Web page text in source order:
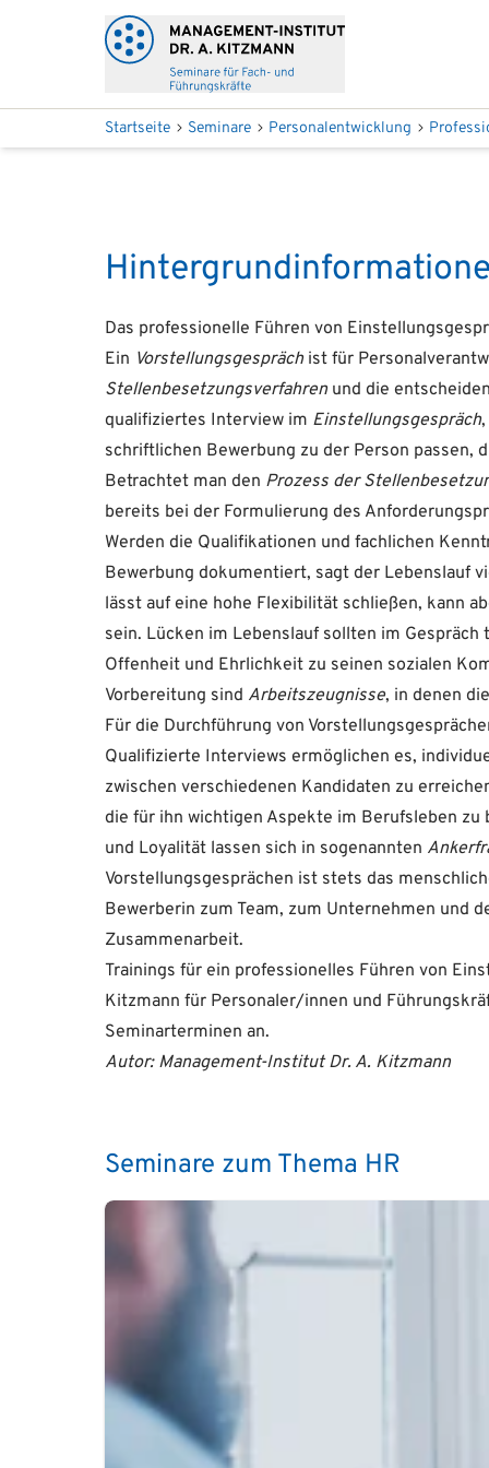
Startseite Seminare Personalentwicklung
Das professionelle Führen von
Ein Vorstellungsgesprächist für
Stellenbesetzungsverfahren und die
qualifiziertes Interview im Einstellungsgespräch
schriftlichen Bewerbung zu der Person passen,
Betrachtet man den Prozess der
bereits bei der Formulierung des
Werden die Qualifikationen und fachlichen
Bewerbung dokumentiert, sagt der Lebenslauf
lässt auf eine hohe Flexibilität schließen, kann
sein. Lücken im Lebenslauf sollten im
Offenheit und Ehrlichkeit zu seinen sozialen
Vorbereitung sind Arbeitszeugnisse, in denen
Für die Durchführung von
Qualifizierte Interviews ermöglichen es,
zwischen verschiedenen Kandidaten zu
die für ihn wichtigen Aspekte im Berufsleben
und Loyalität lassen sich in sogenannten
Vorstellungsgesprächen ist stets das
Bewerberin zum Team, zum Unternehmen und
Zusammenarbeit.
Trainings für ein professionelles Führen von
Kitzmann für Personaler/innen und
Seminarterminen an.
Autor: Management-Institut Dr. A. Kitzmann
Seminare zum Thema HR